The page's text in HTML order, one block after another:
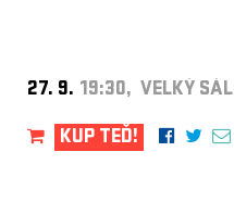
27. 9. 19:30, VELKÝ SÁL
KUP TEĎ!